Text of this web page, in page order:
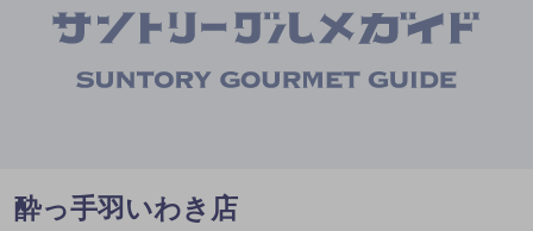
酔っ手羽いわき店